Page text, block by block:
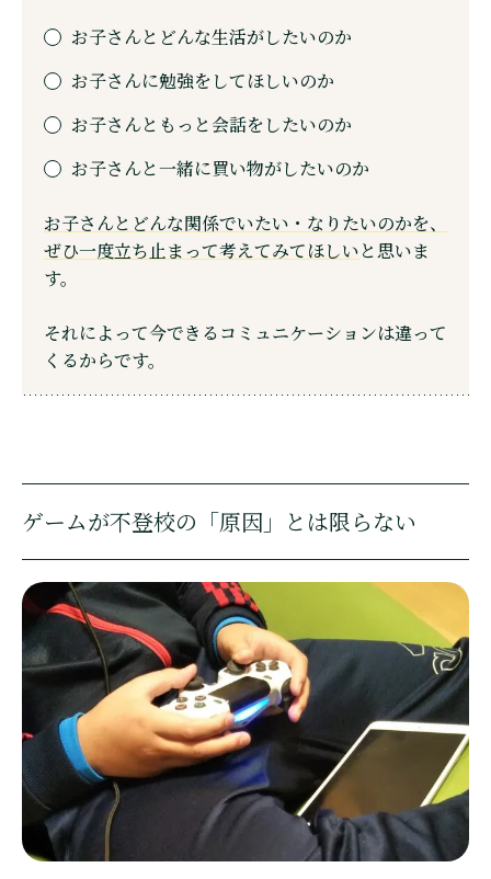
お子さんとどんな生活がしたいのか
お子さんに勉強をしてほしいのか
お子さんともっと会話をしたいのか
お子さんと一緒に買い物がしたいのか
お子さんとどんな関係でいたい・なりたいのかを、
ぜひ一度立ち止まって考えてみてほしいと思いま
す。
それによって今できるコミュニケーションは違って
くるからです。
ゲームが不登校の「原因」とは限らない